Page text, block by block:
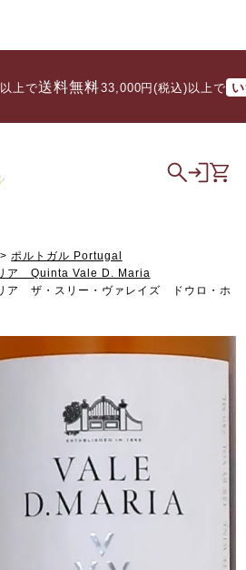
送料無料/ 33,000円(税込)以上で いつ
ポルトガル Portugal
ア Quinta Vale D. Maria
ア ザ・スリー・ヴァレイズ ドウロ・ホ